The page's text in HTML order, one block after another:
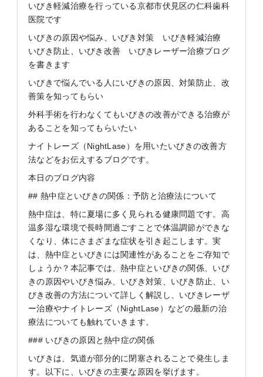
いびき軽減治療を行っている京都市伏見区の仁科歯科
医院です
いびきの原因や悩み、いびき対策 いびき軽減治療
いびき防止、いびき改善 いびきレーザー治療ブログ
を書きます
いびきで悩んでいる人にいびきの原因、対策防止、改
善策を知ってもらい
外科手術を行わなくてもいびきの改善ができる治療が
あることを知ってもらいたい
ナイトレーズ（NightLase）を用いたいびきの改善方
法などをお伝えするブログです。
本日のブログ内容
## 熱中症といびきの関係：予防と治療法について
熱中症は、特に夏場に多く見られる健康問題です。高
温多湿な環境で長時間過ごすことで体温調節ができな
くなり、体にさまざまな症状を引き起こします。実
は、熱中症といびきには関連性があることをご存知で
しょうか？本記事では、熱中症といびきの関係、いび
きの原因やいびき悩み、いびき対策、いびき防止、い
びき改善の方法について詳しく解説し、いびきレーザ
ー治療やナイトレーズ（NightLase）などの最新の治
療法についても触れていきます。
### いびきの原因と熱中症の関係
いびきは、気道が部分的に閉塞されることで発生しま
す。以下に、いびきの主要な原因を挙げます。